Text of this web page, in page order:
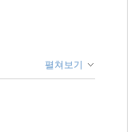
펼쳐보기